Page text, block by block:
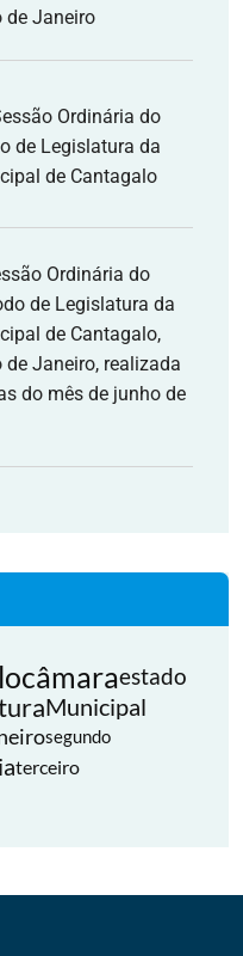
de Janeiro
Ordinária do
de Legislatura da
de Cantagalo
Ordinária do
de Legislatura da
de Cantagalo,
de Janeiro, realizada
do mês de junho de
câmaraestado
Municipal
segundo
terceiro